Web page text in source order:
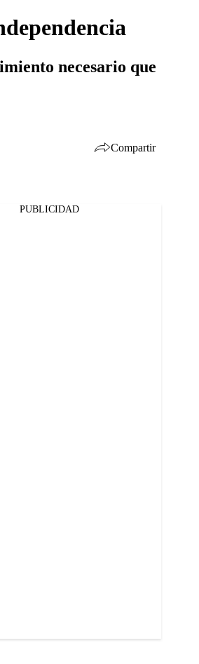
necesario que
Compartir
PUBLICIDAD